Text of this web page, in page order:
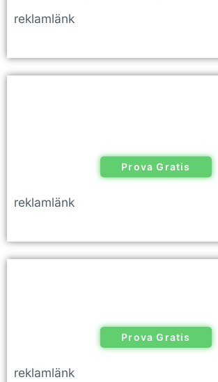
reklamlänk
Prova Gratis
reklamlänk
Prova Gratis
reklamlänk